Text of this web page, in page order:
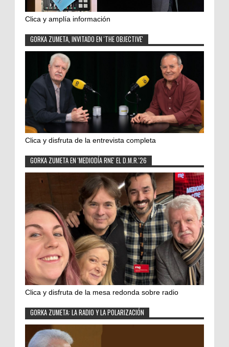
Clica y amplía información
GORKA ZUMETA, INVITADO EN 'THE OBJECTIVE'
Clica y disfruta de la entrevista completa
GORKA ZUMETA EN 'MEDIODÍA RNE' EL D.M.R.'26
Clica y disfruta de la mesa redonda sobre radio
GORKA ZUMETA: LA RADIO Y LA POLARIZACIÓN